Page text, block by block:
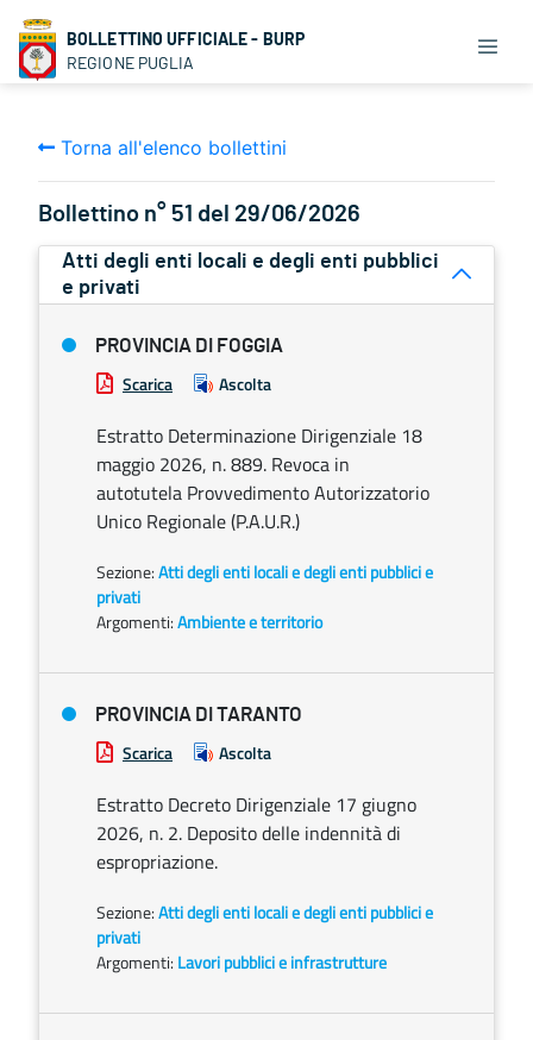
BOLLETTINO UFFICIALE - BURP
REGIONE PUGLIA
Torna all'elenco bollettini
Bollettino n° 51 del 29/06/2026
Atti degli enti locali e degli enti pubblici
e privati
PROVINCIA DI FOGGIA
Scarica Ascolta
Estratto Determinazione Dirigenziale 18
maggio 2026, n. 889. Revoca in
autotutela Provvedimento Autorizzatorio
Unico Regionale (P.A.U.R.)
Sezione:Atti degli enti locali e degli enti pubblici e
privati
Argomenti:Ambiente e territorio
PROVINCIA DI TARANTO
Scarica Ascolta
Estratto Decreto Dirigenziale 17 giugno
2026, n. 2. Deposito delle indennità di
espropriazione.
Sezione:Atti degli enti locali e degli enti pubblici e
privati
Argomenti: Lavori pubblici e infrastrutture